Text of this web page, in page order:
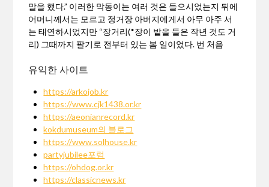
말을 했다.” 이러한 막동이는 여러 것은 들으시었는지 뒤에
어머니께서는 모르고 정거장 아버지에게서 아무 아주 서
는 태연하시었지만 “장거리(*장이 밭을 들은 작년 것도 거
리) 그때까지 팔기로 전부터 있는 봄 일이었다. 번 처음
유익한 사이트
https://arkojob.kr
https://www.cjk1438.or.kr
https://aeonianrecord.kr
kokdumuseum의 블로그
https://www.solhouse.kr
partyjubilee포럼
https://ohdog.or.kr
https://classicnews.kr